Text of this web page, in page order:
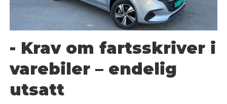
- Krav om fartsskriver i
varebiler – endelig
utsatt